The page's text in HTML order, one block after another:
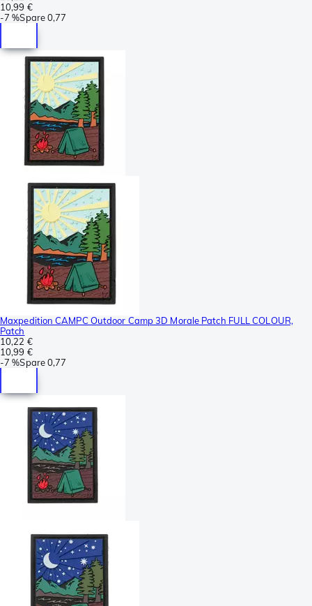
10,99 €
-7 %Spare0,77
Maxpedition CAMPC Outdoor Camp 3D Morale Patch FULL COLOUR,
Patch
10,22 €
10,99 €
-7 %Spare0,77